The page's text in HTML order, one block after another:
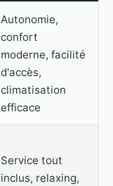
Autonomie,
confort
moderne, facilité
d'accès,
climatisation
efficace
Service tout
inclus, relaxing,